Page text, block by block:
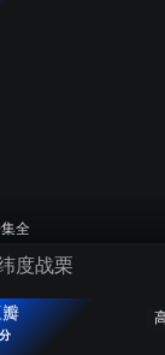
全
度战栗